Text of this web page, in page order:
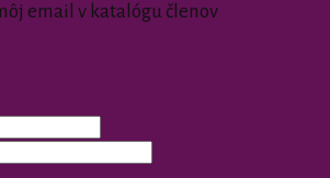
email v katalógu členov